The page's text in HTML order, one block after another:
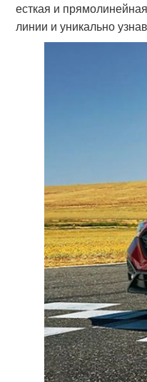
есткая и
линии и уникально